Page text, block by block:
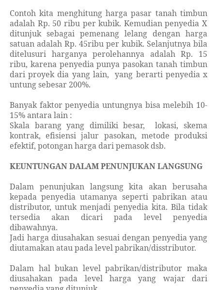
Contoh kita menghitung harga pasar tanah timbun
adalah Rp. 50 ribu per kubik. Kemudian penyedia X
ditunjuk sebagai pemenang lelang dengan harga
satuan adalah Rp. 45ribu per kubik. Selanjutnya bila
ditelusuri harganya perolehannya adalah Rp. 15
ribu, karena penyedia punya pasokan tanah timbun
dari proyek dia yang lain,
yang berarti penyedia x
untung sebesar 200%.
Banyak faktor penyedia untungnya bisa melebih 10-
15% antara lain :
Skala barang yang dimiliki besar,
lokasi, skema
kontrak, efisiensi jalur pasokan, metode produksi
efektif, potongan harga dari pemasok dsb.
KEUNTUNGAN DALAM PENUNJUKAN LANGSUNG
Dalam penunjukan langsung kita akan berusaha
kepada penyedia utamanya seperti pabrikan atau
distributor, untuk menjadi penyedia kita. Bila tidak
tersedia akan dicari pada level penyedia
dibawahnya.
Jadi harga diusahakan sesuai dengan penyedia yang
diutamakan atau pada level pabrikan/disstributor.
Dalam hal bukan level pabrikan/distributor maka
diusahakan pada level harga yang wajar dari